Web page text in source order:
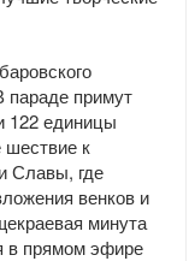
параде примут
122 единицы
шествие к
Славы, где
венков и
минута
в прямом эфире